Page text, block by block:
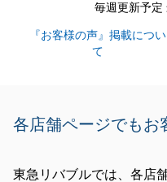
ありがとうございまし
毎週更新予定
『お客様の声』掲載につい
て
各店舗ページでもお
東急リバブルでは、各店